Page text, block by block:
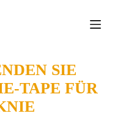
SIE
TAPE FÜR